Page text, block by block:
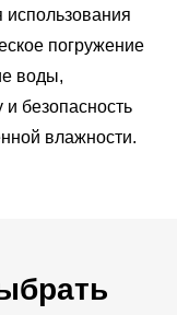
использования
погружение
воды,
безопасность
влажности.